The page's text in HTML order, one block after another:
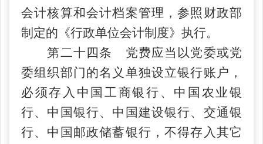
会计核算和会计档案管理，参照财政部
制定的《行政单位会计制度》执行。
第二十四条 党费应当以党委或党
委组织部门的名义单独设立银行账户，
必须存入中国工商银行、中国农业银
行、中国银行、中国建设银行、交通银
行、中国邮政储蓄银行，不得存入其它